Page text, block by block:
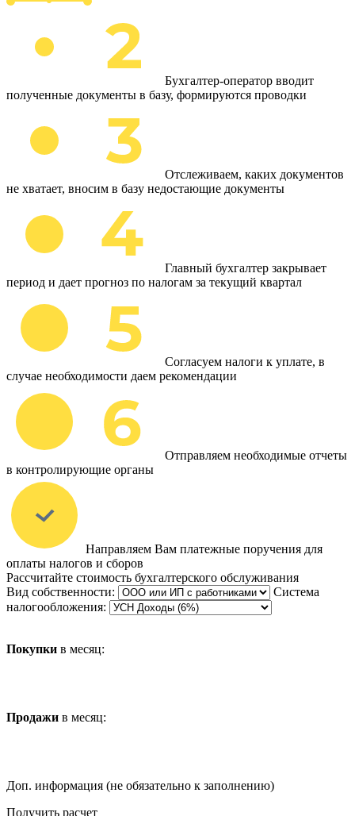
Бухгалтер-оператор вводит
полученные документы в базу, формируются проводки
Отслеживаем, каких документов
не хватает, вносим в базу недостающие документы
Главный бухгалтер закрывает
период и дает прогноз по налогам за текущий квартал
Согласуем налоги к уплате, в
случае необходимости даем рекомендации
Отправляем необходимые отчеты
в контролирующие органы
Направляем Вам платежные поручения для
оплаты налогов и сборов
Рассчитайте стоимость бухгалтерского обслуживания
Вид собственности:
Система
налогообложения:
Покупки в месяц:
Продажи в месяц:
Доп. информация (не обязательно к заполнению)
Получить расчет